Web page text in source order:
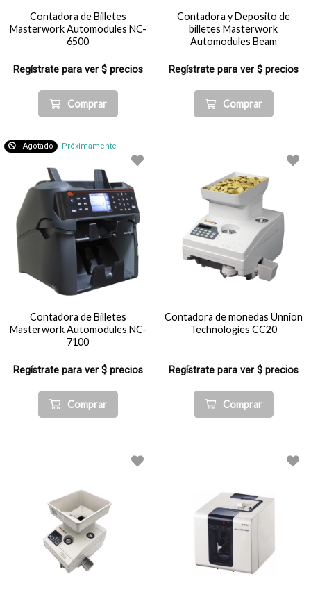
Contadora de Billetes
Masterwork Automodules NC-
6500
Regístrate para ver $ precios
Comprar
Contadora y Deposito de
billetes Masterwork
Automodules Beam
Regístrate para ver $ precios
Comprar
Agotado Próximamente
Contadora de Billetes
Masterwork Automodules NC-
7100
Regístrate para ver $ precios
Comprar
Contadora de monedas Unnion
Technologies CC20
Regístrate para ver $ precios
Comprar